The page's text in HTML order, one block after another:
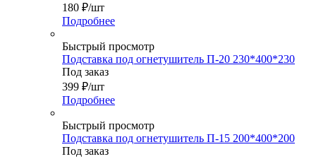
180 ₽/шт
Подробнее
Быстрый просмотр
Подставка под огнетушитель П-20 230*400*230
Под заказ
399 ₽/шт
Подробнее
Быстрый просмотр
Подставка под огнетушитель П-15 200*400*200
Под заказ